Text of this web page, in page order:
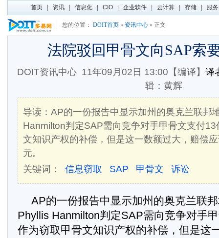
首页 资讯 信息化 CIO 企业软件 云计算 存储 服
您的位置： DOIT首页 » 资讯中心 » 正文
法院驳回甲骨文向SAP索
DOIT资讯中心 11年09月02日 13:00【编译】 译
辑：黄辉
导读：AP的一份报告中显示加州的奥克兰联邦
Hanmilton判定SAP需向竞争对手甲骨文支付
文知识产权的补偿，但是这一数额过大，赔偿
元。
关键词：
信息窃取 SAP 甲骨文 诉讼
AP的一份报告中显示加州的奥克兰联
Phyllis Hanmilton判定SAP需向竞争对手
作为窃取甲骨文知识产权的补偿，但是这